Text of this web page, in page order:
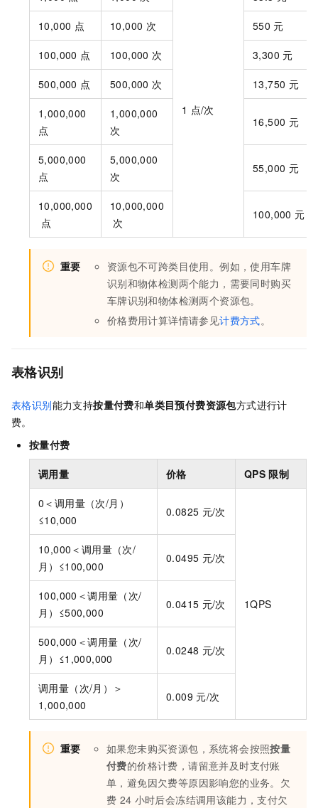
1 点/次
10,000 点 10,000 次 550 元
100,000 点 100,000 次 3,300 元
500,000 点 500,000 次 13,750 元
1,000,000
点
1,000,000
次
16,500 元
5,000,000
点
5,000,000
次
55,000 元
10,000,000
点
10,000,000
次
100,000 元
重要
资源包不可跨类目使用。例如，使用车牌
识别和物体检测两个能力，需要同时购买
车牌识别和物体检测两个资源包。
价格费用计算详情请参见计费方式。
表格识别
表格识别能力支持按量付费和单类目预付费资源包方式进行计
费。
按量付费
调用量 价格 QPS 限制
0＜调用量（次/月）
≤10,000
0.0825 元/次
1QPS
10,000＜调用量（次/
月）≤100,000
0.0495 元/次
100,000＜调用量（次/
月）≤500,000
0.0415 元/次
500,000＜调用量（次/
月）≤1,000,000
0.0248 元/次
调用量（次/月）＞
1,000,000
0.009 元/次
重要 如果您未购买资源包，系统将会按照按量
付费的价格计费，请留意并及时支付账
单，避免因欠费等原因影响您的业务。欠
费 24 小时后会冻结调用该能力，支付欠